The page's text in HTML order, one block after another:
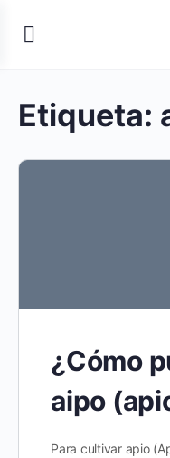
Etiqueta:
¿Cómo
aipo
Para cultivar apio